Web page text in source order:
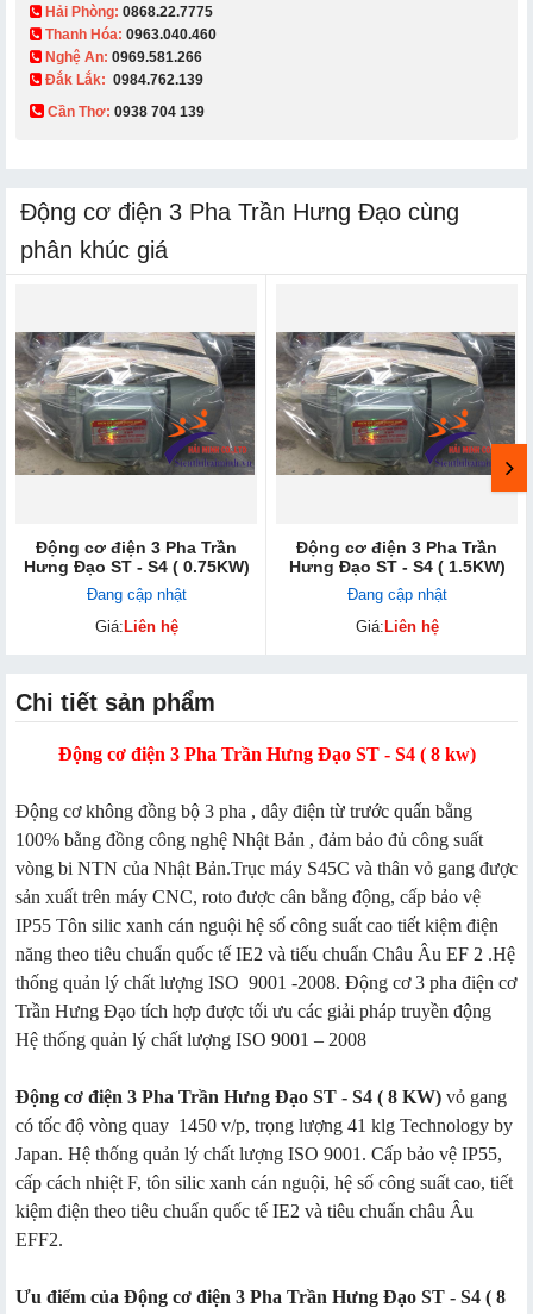
Hải Phòng: 0868.22.7775
Thanh Hóa: 0963.040.460
Nghệ An: 0969.581.266
Đắk Lắk: 0984.762.139
Cần Thơ: 0938 704 139​
Động cơ điện 3 Pha Trần Hưng Đạo cùng
phân khúc giá
Động cơ điện 3 Pha Trần
Hưng Đạo ST - S4 ( 0.75KW)
Đang cập nhật
Giá:Liên hệ
Động cơ điện 3 Pha Trần
Hưng Đạo ST - S4 ( 1.5KW)
Đang cập nhật
Giá:Liên hệ
Chi tiết sản phẩm
Động cơ điện 3 Pha Trần Hưng Đạo ST - S4 ( 8 kw)
Động cơ không đồng bộ 3 pha , dây điện từ trước quấn bằng
100% bằng đồng công nghệ Nhật Bản , đảm bảo đủ công suất
vòng bi NTN của Nhật Bản.Trục máy S45C và thân vỏ gang được
sản xuất trên máy CNC, roto được cân bằng động, cấp bảo vệ
IP55 Tôn silic xanh cán nguội hệ số công suất cao tiết kiệm điện
năng theo tiêu chuẩn quốc tế IE2 và tiếu chuẩn Châu Âu EF 2 .Hệ
thống quản lý chất lượng ISO 9001 -2008. Động cơ 3 pha điện cơ
Trần Hưng Đạo tích hợp được tối ưu các giải pháp truyền động
Hệ thống quản lý chất lượng ISO 9001 – 2008
Động cơ điện 3 Pha Trần Hưng Đạo ST - S4 ( 8 KW) vỏ gang
có tốc độ vòng quay 1450 v/p, trọng lượng 41 klg Technology by
Japan. Hệ thống quản lý chất lượng ISO 9001. Cấp bảo vệ IP55,
cấp cách nhiệt F, tôn silic xanh cán nguội, hệ số công suất cao, tiết
kiệm điện theo tiêu chuẩn quốc tế IE2 và tiêu chuẩn châu Âu
EFF2.
Ưu điểm của Động cơ điện 3 Pha Trần Hưng Đạo ST - S4 ( 8